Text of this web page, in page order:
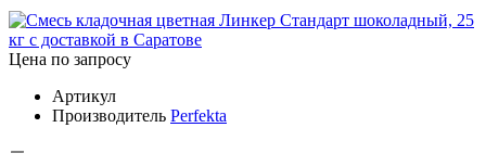
Цена по запросу
Артикул
Производитель Perfekta